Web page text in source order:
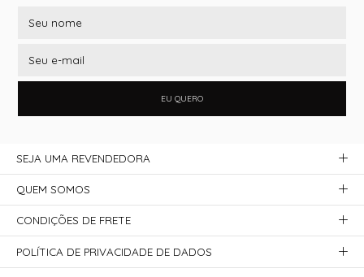
EU QUERO
SEJA UMA REVENDEDORA
QUEM SOMOS
CONDIÇÕES DE FRETE
POLÍTICA DE PRIVACIDADE DE DADOS